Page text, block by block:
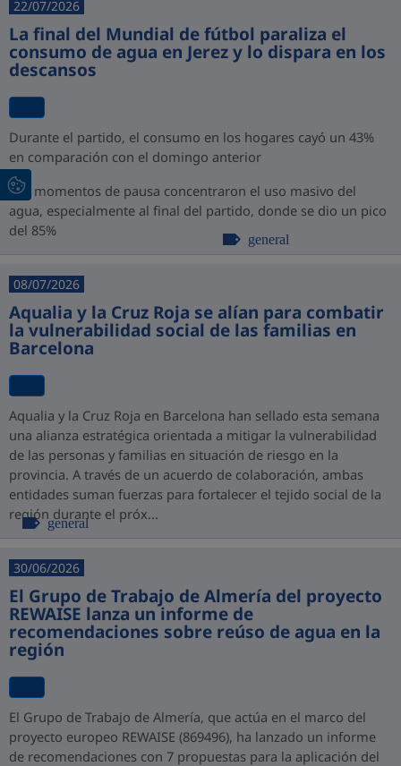
22/07/2026
La final del Mundial de fútbol paraliza el
consumo de agua en Jerez y lo dispara en los
descansos
Durante el partido, el consumo en los hogares cayó un 43%
en comparación con el domingo anterior
Los momentos de pausa concentraron el uso masivo del
agua, especialmente al final del partido, donde se dio un pico
del 85%
general
08/07/2026
Aqualia y la Cruz Roja se alían para combatir
la vulnerabilidad social de las familias en
Barcelona
Aqualia y la Cruz Roja en Barcelona han sellado esta semana
una alianza estratégica orientada a mitigar la vulnerabilidad
de las personas y familias en situación de riesgo en la
provincia. A través de un acuerdo de colaboración, ambas
entidades suman fuerzas para fortalecer el tejido social de la
región durante el próx...
general
30/06/2026
El Grupo de Trabajo de Almería del proyecto
REWAISE lanza un informe de
recomendaciones sobre reúso de agua en la
región
El Grupo de Trabajo de Almería, que actúa en el marco del
proyecto europeo REWAISE (869496), ha lanzado un informe
de recomendaciones con 7 propuestas para la aplicación del